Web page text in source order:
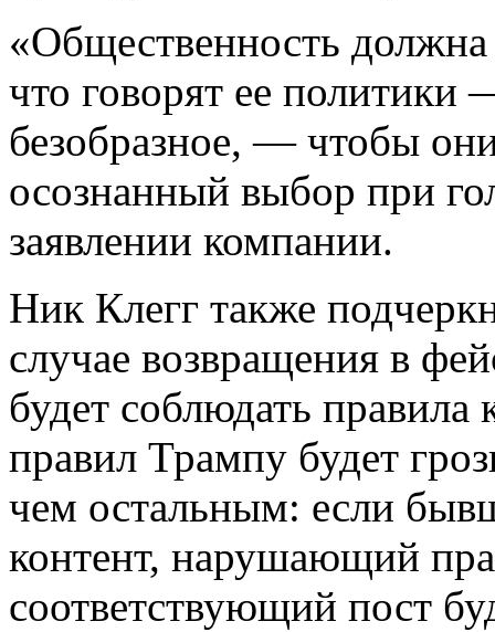
«Общественность
что говорят ее
безобразное, — чтобы
осознанный выбор при
заявлении компании.
Ник Клегг также
случае возвращения в
будет соблюдать
правил Трампу будет
чем остальным: если
контент, нарушающий
соответствующий пост